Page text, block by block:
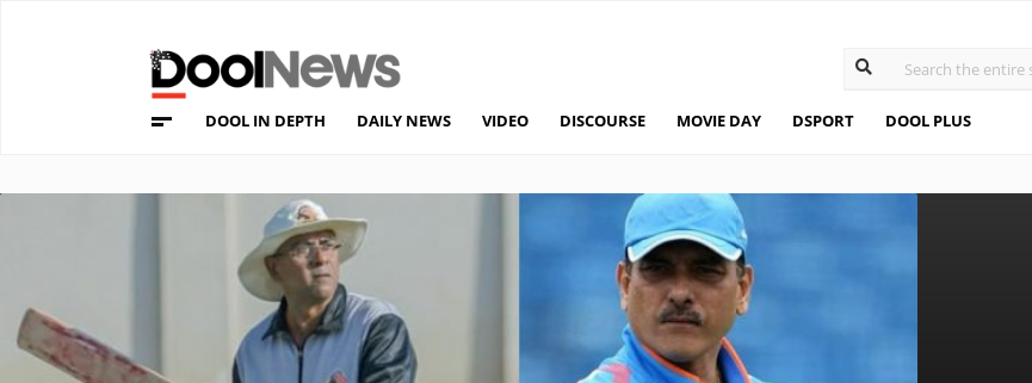
DOOL IN DEPTH DAILY NEWS VIDEO DISCOURSE MOVIE DAY DSPORT DOOL PLUS